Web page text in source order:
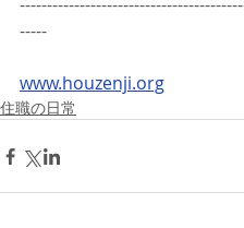
-----
www.houzenji.org
住職の日常